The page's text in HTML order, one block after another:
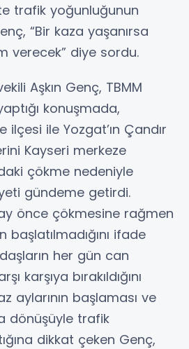
trafik yoğunluğunun
“Bir kaza yaşanırsa
verecek” diye sordu.
Aşkın Genç, TBMM
konuşmada,
ilçesi ile Yozgat’ın Çandır
Kayseri merkeze
çökme nedeniyle
gündeme getirdi.
önce çökmesine rağmen
başlatılmadığını ifade
her gün can
karşıya bırakıldığını
aylarının başlaması ve
dönüşüyle trafik
dikkat çeken Genç,